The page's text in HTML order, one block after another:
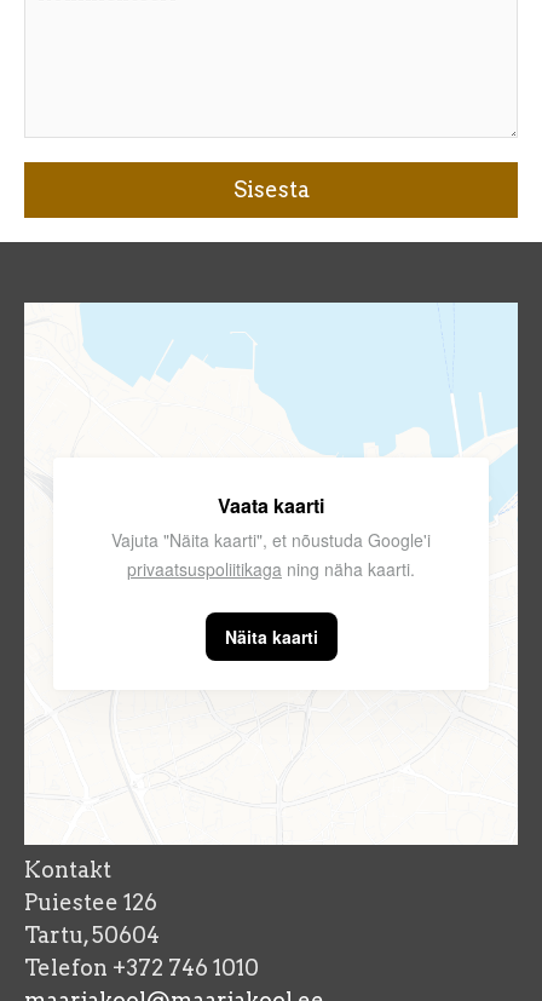
Vaata kaarti
Vajuta "Näita kaarti", et nõustuda Google'i
privaatsuspoliitikaga ning näha kaarti.
Näita kaarti
Kontakt
Puiestee 126
Tartu, 50604
Telefon +372 746 1010